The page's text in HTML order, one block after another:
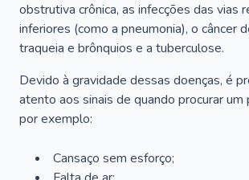
obstrutiva crônica, as infecções das vias
inferiores (como a pneumonia), o câncer
traqueia e brônquios e a tuberculose.
Devido à gravidade dessas doenças, é
atento aos sinais de quando procurar um
por exemplo:
Cansaço sem esforço;